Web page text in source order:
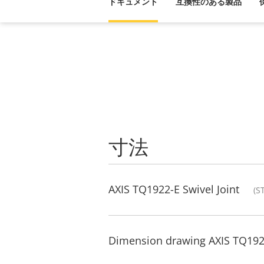
寸法
AXIS TQ1922-E Swivel Joint
Dimension drawing AXIS